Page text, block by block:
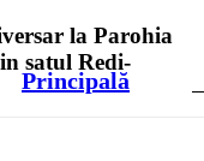
Principală
la Parohia
satul Redi-